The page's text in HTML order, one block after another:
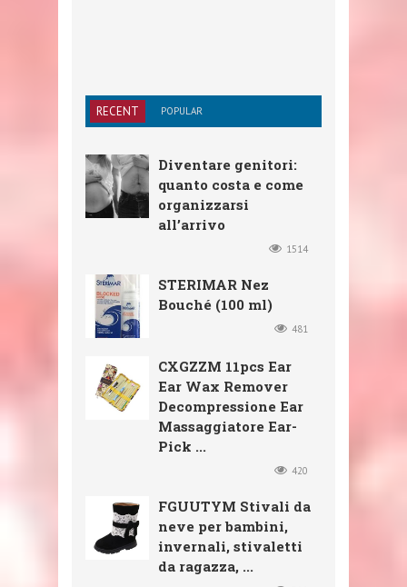
RECENT POPULAR
Diventare genitori:
quanto costa e come
organizzarsi
all’arrivo
1514
STERIMAR Nez
Bouché (100 ml)
481
CXGZZM 11pcs Ear
Ear Wax Remover
Decompressione Ear
Massaggiatore Ear-
Pick ...
420
FGUUTYM Stivali da
neve per bambini,
invernali, stivaletti
da ragazza, ...